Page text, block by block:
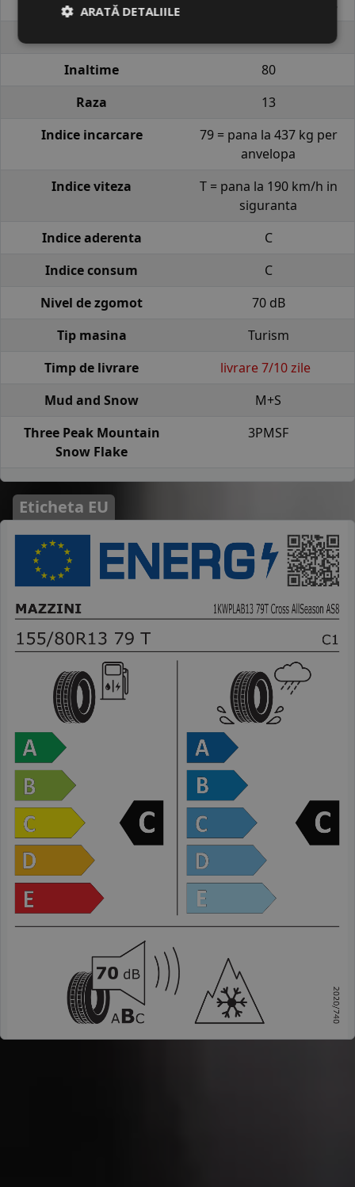
Profil
Inaltime
80
Raza
13
Indice incarcare
79 = pana la 437 kg per
anvelopa
Indice viteza
T = pana la 190 km/h in
siguranta
Indice aderenta
C
Indice consum
C
Nivel de zgomot
70 dB
Tip masina
Turism
Timp de livrare
livrare 7/10 zile
Mud and Snow
M+S
Three Peak Mountain
Snow Flake
3PMSF
Eticheta EU
ARATĂ DETALIILE